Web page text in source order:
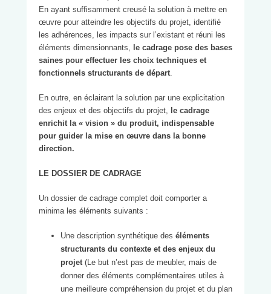
En ayant suffisamment creusé la solution à mettre en
œuvre pour atteindre les objectifs du projet, identifié
les adhérences, les impacts sur l’existant et réuni les
éléments dimensionnants, le cadrage pose des bases
saines pour effectuer les choix techniques et
fonctionnels structurants de départ.
En outre, en éclairant la solution par une explicitation
des enjeux et des objectifs du projet, le cadrage
enrichit la « vision » du produit, indispensable
pour guider la mise en œuvre dans la bonne
direction.
LE DOSSIER DE CADRAGE
Un dossier de cadrage complet doit comporter a
minima les éléments suivants :
Une description synthétique des éléments
structurants du contexte et des enjeux du
projet(Le but n’est pas de meubler, mais de
donner des éléments complémentaires utiles à
une meilleure compréhension du projet et du plan